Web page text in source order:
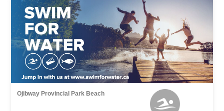
Ojibway Provincial Park Beach